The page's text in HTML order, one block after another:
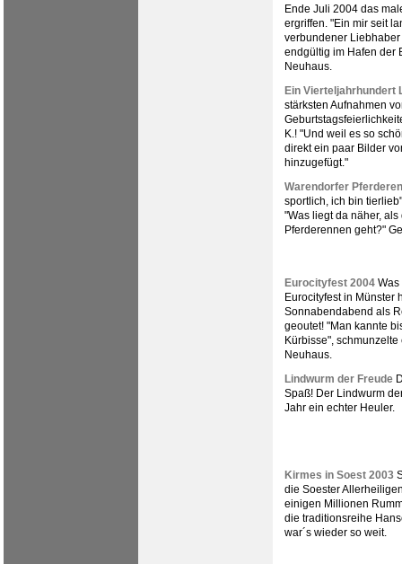
Ende Juli 2004 das
ergriffen. "Ein mir seit
verbundener
endgültig im Hafen der
Neuhaus.
Ein Vierteljahrhundert
stärksten Aufnahmen
K.! "Und weil es so
direkt ein paar Bilder
hinzugefügt."
Warendorfer
sportlich, ich bin
"Was liegt da näher,
Pferderennen geht?"
Eurocityfest 2004 Was
Eurocityfest in Münster
Sonnabendabend als
geoutet! "Man kannte
Kürbisse",
Neuhaus.
Lindwurm der Freude
Spaß! Der Lindwurm
Jahr ein echter Heuler.
Kirmes in Soest 2003
die Soester
einigen Millionen
die traditionsreihe
war´s wieder so weit.